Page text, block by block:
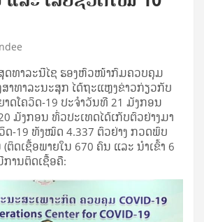
ທາລະນີໄຊ ຮອງຫົວໜ້າກົມຄວບຄຸມ
າທາລະນະສຸກ ໄດ້ຖະແຫຼງຂ່າວກ່ຽວກັບ
ດໂຄວິດ-19 ປະຈຳວັນທີ 21 ມັງກອນ
ມັງກອນ ທົ່ວປະເທດໄດ້ເກັບຕົວຢ່າງມາ
ດ-19 ທັງໝົດ 4.337 ຕົວຢ່າງ ກວດພົບ
ດເຊື້ອພາຍໃນ 670 ຄົນ ແລະ ນໍາເຂົ້າ 6
ານຕິດເຊື້ອຄື: